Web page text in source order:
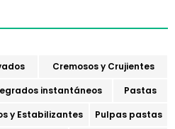
Cremosos y Crujientes
instantáneos
Pastas
y Estabilizantes
Pulpas pastas